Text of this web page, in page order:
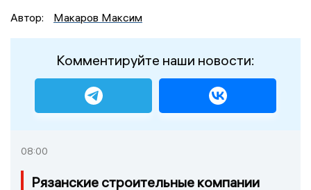
Автор:
Макаров Максим
Комментируйте наши новости:
08:00
Рязанские строительные компании